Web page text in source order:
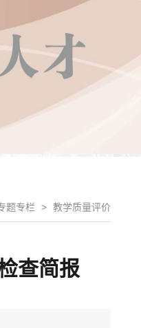
题专栏 > 教学质量评价
查简报